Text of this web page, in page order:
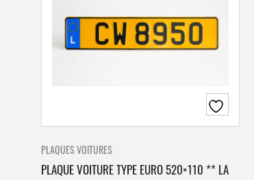
PLAQUES VOITURES
PLAQUE VOITURE TYPE EURO 520×110 ** LA